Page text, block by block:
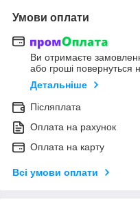
Умови оплати
Ви отримаєте
або гроші повернуться
Детальніше
Післяплата
Оплата на рахунок
Оплата на карту
Всі умови оплати